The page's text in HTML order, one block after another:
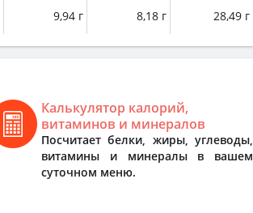
9,94 г 8,18 г 28,49 г
Калькулятор калорий,
витаминов и минералов
Посчитает белки, жиры, углеводы,
витамины и минералы в вашем
суточном меню.